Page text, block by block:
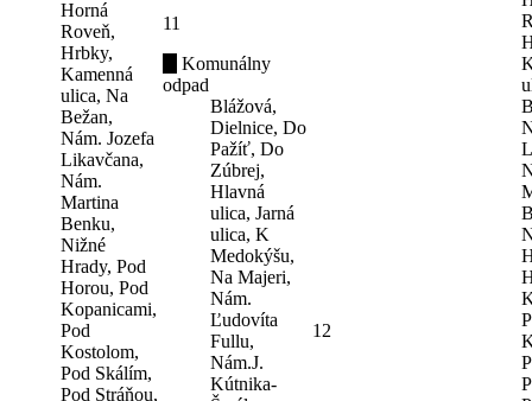
Horná
Roveň,
Hrbky,
Kamenná
ulica, Na
Bežan,
Nám. Jozefa
Likavčana,
Nám.
Martina
Benku,
Nižné
Hrady, Pod
Horou, Pod
Kopanicami,
Pod
Kostolom,
Pod Skálím,
Pod Stráňou,
11
Komunálny
odpad
Blážová,
Dielnice, Do
Pažíť, Do
Zúbrej,
Hlavná
ulica, Jarná
ulica, K
Medokýšu,
Na Majeri,
Nám.
Ľudovíta
Fullu,
Nám.J.
Kútnika-
12